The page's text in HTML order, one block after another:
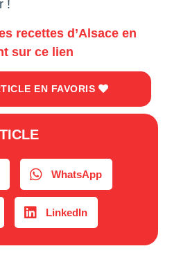
!
recettes d’Alsace en
sur ce lien
EN FAVORIS
WhatsApp
LinkedIn